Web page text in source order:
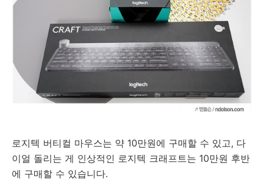
로지텍 버티컬 마우스는 약 10만원에 구매할 수 있고, 다
이얼 돌리는 게 인상적인 로지텍 크래프트는 10만원 후반
에 구매할 수 있습니다.